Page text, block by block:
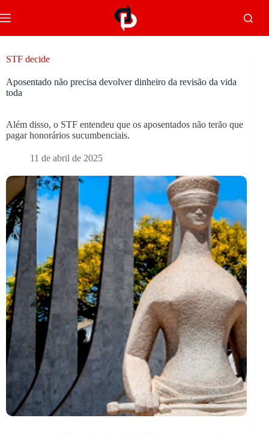
STF decide
Aposentado não precisa devolver dinheiro da revisão da vida
toda
Além disso, o STF entendeu que os aposentados não terão que
pagar honorários sucumbenciais.
11 de abril de 2025